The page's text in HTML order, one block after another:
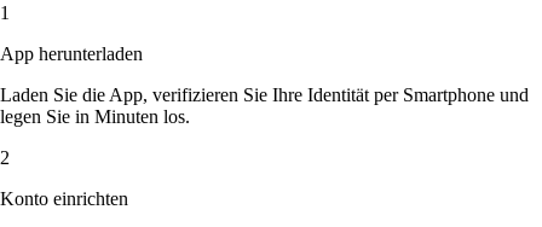
1
App herunterladen
Laden Sie die App, verifizieren Sie Ihre Identität per Smartphone und
legen Sie in Minuten los.
2
Konto einrichten